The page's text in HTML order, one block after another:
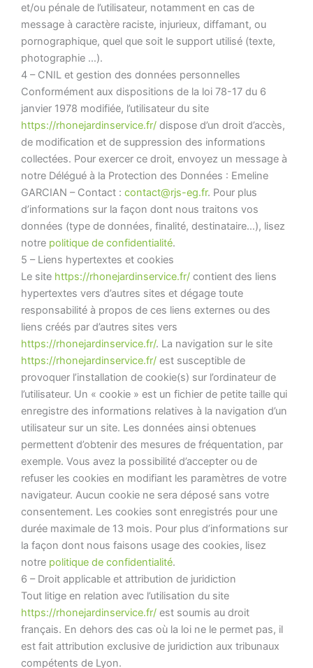
et/ou pénale de l’utilisateur, notamment en cas de
message à caractère raciste, injurieux, diffamant, ou
pornographique, quel que soit le support utilisé (texte,
photographie …).
4 – CNIL et gestion des données personnelles
Conformément aux dispositions de la loi 78-17 du 6
janvier 1978 modifiée, l’utilisateur du site
https://rhonejardinservice.fr/ dispose d’un droit d’accès,
de modification et de suppression des informations
collectées. Pour exercer ce droit, envoyez un message à
notre Délégué à la Protection des Données : Emeline
GARCIAN – Contact : contact@rjs-eg.fr. Pour plus
d’informations sur la façon dont nous traitons vos
données (type de données, finalité, destinataire…), lisez
notre politique de confidentialité.
5 – Liens hypertextes et cookies
Le site https://rhonejardinservice.fr/ contient des liens
hypertextes vers d’autres sites et dégage toute
responsabilité à propos de ces liens externes ou des
liens créés par d’autres sites vers
https://rhonejardinservice.fr/. La navigation sur le site
https://rhonejardinservice.fr/ est susceptible de
provoquer l’installation de cookie(s) sur l’ordinateur de
l’utilisateur. Un « cookie » est un fichier de petite taille qui
enregistre des informations relatives à la navigation d’un
utilisateur sur un site. Les données ainsi obtenues
permettent d’obtenir des mesures de fréquentation, par
exemple. Vous avez la possibilité d’accepter ou de
refuser les cookies en modifiant les paramètres de votre
navigateur. Aucun cookie ne sera déposé sans votre
consentement. Les cookies sont enregistrés pour une
durée maximale de 13 mois. Pour plus d’informations sur
la façon dont nous faisons usage des cookies, lisez
notre politique de confidentialité.
6 – Droit applicable et attribution de juridiction
Tout litige en relation avec l’utilisation du site
https://rhonejardinservice.fr/ est soumis au droit
français. En dehors des cas où la loi ne le permet pas, il
est fait attribution exclusive de juridiction aux tribunaux
compétents de Lyon.